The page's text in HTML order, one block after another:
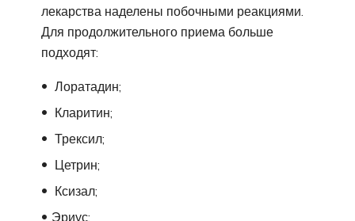
лекарства наделены побочными реакциями.
Для продолжительного приема больше
подходят:
Лоратадин;
Кларитин;
Трексил;
Цетрин;
Ксизал;
Эриус;